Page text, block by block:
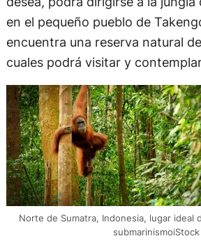
en el pequeño pueblo de
encuentra una reserva natural
cuales podrá visitar y
Norte de Sumatra, Indonesia, lugar ideal
submarinismoiStock